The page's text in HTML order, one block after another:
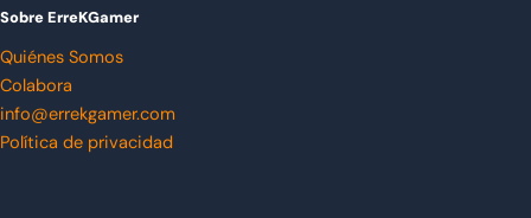
Sobre ErreKGamer
Quiénes Somos
Colabora
info@errekgamer.com
Política de privacidad